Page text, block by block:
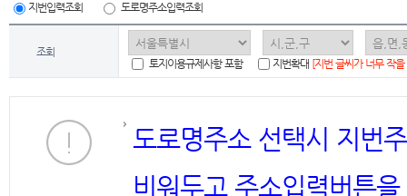
지번입력조회 도로명주소입력조회
조회
토지이용규제사항 포함
지번확대 [지번 글씨가 너무 작
도로명주소 선택시 지번
비워두고 주소입력버튼